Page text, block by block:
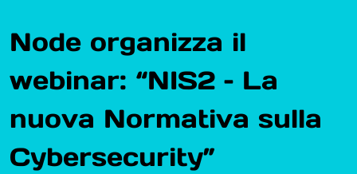
Node organizza il
webinar: “NIS2 – La
nuova Normativa sulla
Cybersecurity”